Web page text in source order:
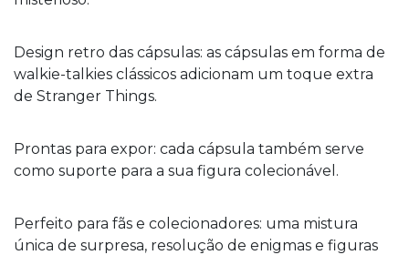
Design retro das cápsulas: as cápsulas em forma de
walkie-talkies clássicos adicionam um toque extra
de Stranger Things.
Prontas para expor: cada cápsula também serve
como suporte para a sua figura colecionável.
Perfeito para fãs e colecionadores: uma mistura
única de surpresa, resolução de enigmas e figuras